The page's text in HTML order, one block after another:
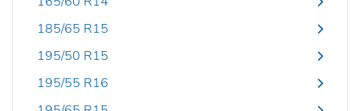
185/65 R15
195/50 R15
195/55 R16